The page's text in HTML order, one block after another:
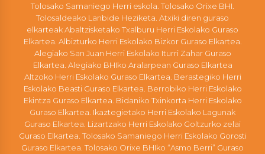
Tolosako Samaniego Herri eskola. Tolosako Orixe BHI.
Tolosaldeako Lanbide Heziketa. Atxiki diren guraso
elkarteak Abaltzisketako Txalburu Herri Eskolako Guraso
Elkartea. Albizturko Herri Eskolako Bizkor Guraso Elkartea.
Alegiako San Juan Herri Eskolako Iturri Zahar Guraso
Elkartea. Alegiako BHIko Aralarpean Guraso Elkartea
Altzoko Herri Eskolako Guraso Elkartea. Berastegiko Herri
Eskolako Beasti Guraso Elkartea. Berrobiko Herri Eskolako
Ekintza Guraso Elkartea. Bidaniko Txinkorta Herri Eskolako
Guraso Elkartea. Ikaztegietako Herri Eskolako Lagunak
Guraso Elkartea. Lizartzako Herri Eskolako Goltzurko zelai
Guraso Elkartea. Tolosako Samaniego Herri Eskolako Gorosti
Guraso Elkartea. Tolosako Orixe BHIko “Asmo Berri” Guraso